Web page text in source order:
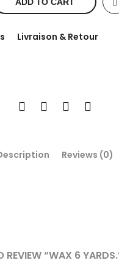
ADD TO CART
Livraison & Retour
Reviews (0)
REVIEW “WAX 6